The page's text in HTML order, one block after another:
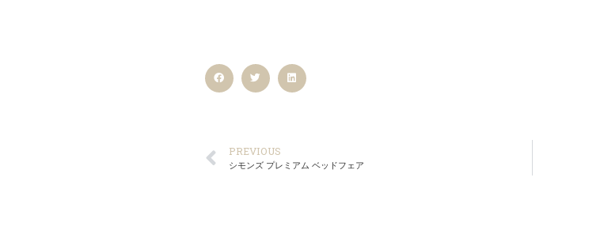
PREVIOUS
シモンズ プレミアム ベッドフェア